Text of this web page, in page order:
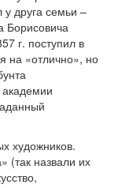
друга семьи –
Борисовича
г. поступил в
на «отлично», но
академии
художников.
(так назвали их